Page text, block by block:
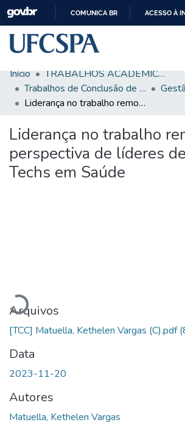
CONTEÚDO
COMUNICA BR ACESSO À
Comunidades & Coleções
Busca Facetada
Estatísticas
Autoarquivamento
Sobre o RI-UFCSPA
Início
TRABALHOS ACADÊMICOS
Trabalhos de Conclusão de Curso de Graduação
Liderança no trabalho remoto: perspectiva de líderes de Deep Techs em Saúde
Liderança no trabalho
perspectiva de líderes
Techs em Saúde
Carregando...
Arquivos
[TCC] Matuella, Kethelen Vargas (C).pdf
Data
2023-11-20
Autores
Matuella, Kethelen Vargas